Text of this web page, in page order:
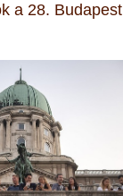
a 28. Budapest